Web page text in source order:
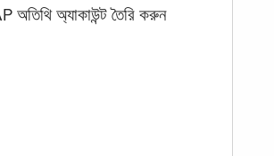
অতিথি অ্যাকাউন্ট তৈরি করুন